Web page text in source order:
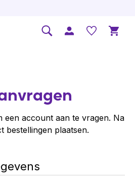
een account aan te vragen. Na
bestellingen plaatsen.